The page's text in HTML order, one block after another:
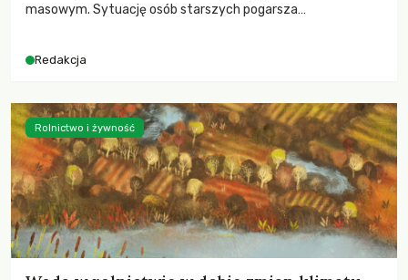
masowym. Sytuację osób starszych pogarsza
Redakcja
Rolnictwo i żywność